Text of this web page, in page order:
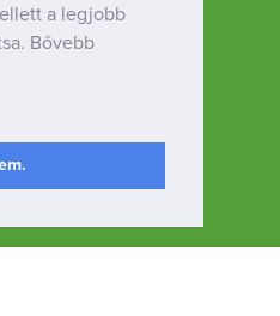
a legjobb
Bővebb
a Psoratinexet?